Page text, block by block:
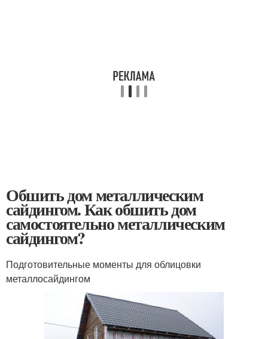
Обшить дом металлическим
сайдингом. Как обшить дом
самостоятельно металлическим
сайдингом?
Подготовительные моменты для облицовки
металлосайдингом